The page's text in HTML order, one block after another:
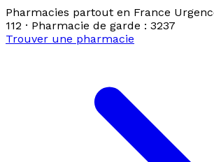
Pharmacies partout en France
112 · Pharmacie de garde : 3237
Trouver une pharmacie